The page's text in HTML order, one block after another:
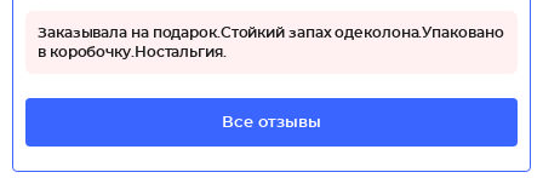
Заказывала на подарок.Стойкий запах одеколона.Упаковано
в коробочку.Ностальгия.
Все отзывы